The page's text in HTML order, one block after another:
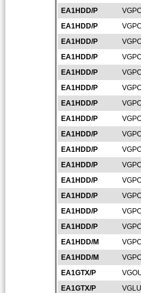
EA1HDD/P
EA1HDD/P
EA1HDD/P
EA1HDD/P
EA1HDD/P
EA1HDD/P
EA1HDD/P
EA1HDD/P
EA1HDD/P
EA1HDD/P
EA1HDD/P
EA1HDD/P
EA1HDD/P
EA1HDD/P
EA1HDD/P
EA1HDD/M
EA1HDD/M
EA1GTX/P
EA1GTX/P